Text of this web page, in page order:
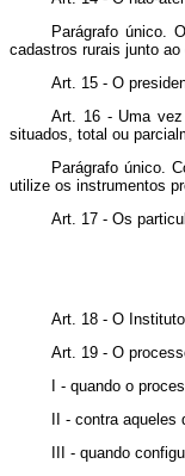
Parágrafo único.
cadastros rurais junto ao
Art. 15 - O
Art. 16 - Uma vez
situados, total ou
Parágrafo único.
utilize os instrumentos
Art. 17 - Os
Art. 18 - O
Art. 19 - O
I - quando o
II - contra
III - quando